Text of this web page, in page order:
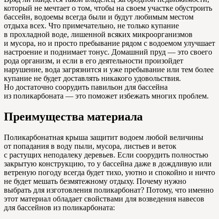
который не мечтает о том, чтобы на своем участке обустроить
бассейн, водоемы всегда были и будут любимым местом
отдыха всех. Что примечательно, не только купание
в прохладной воде, лишенной всяких микроорганизмов
и мусора, но и просто пребывание рядом с водоемом улучшает
настроение и поднимает тонус. Домашний пруд — это своего
рода организм, и если в его деятельности произойдет
нарушение, вода загрязнится и уже пребывание или тем более
купание не будет доставлять никакого удовольствия.
Но достаточно соорудить павильон для бассейна
из поликарбоната — это поможет избежать многих проблем.
Преимущества материала
Поликарбонатная крыша защитит водоем любой величины
от попадания в воду пыли, мусора, листьев и веток
с растущих неподалеку деревьев. Если соорудить полностью
закрытую конструкцию, то у бассейна даже в дождливую или
ветреную погоду всегда будет тихо, уютно и спокойно и ничто
не будет мешать безмятежному отдыху. Почему нужно
выбрать для изготовления поликарбонат? Потому, что именно
этот материал обладает свойствами для возведения навесов
для бассейнов из поликарбоната: